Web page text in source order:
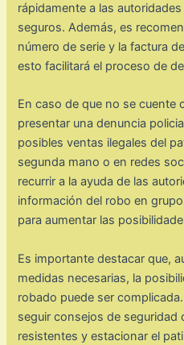
rápidamente a las
seguros. Además, es
número de serie y la factura
esto facilitará el proceso de
En caso de que no se cuente
presentar una denuncia
posibles ventas ilegales del
segunda mano o en redes
recurrir a la ayuda de las
información del robo en
para aumentar las
Es importante destacar que,
medidas necesarias, la
robado puede ser
seguir consejos de seguridad
resistentes y estacionar el